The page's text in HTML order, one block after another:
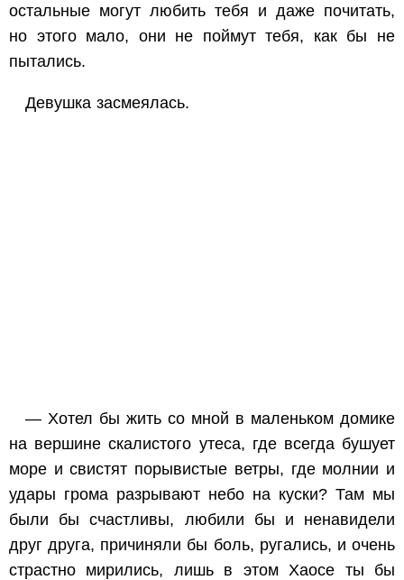
остальные могут любить тебя и даже почитать,
но этого мало, они не поймут тебя, как бы не
пытались.
Девушка засмеялась.
— Хотел бы жить со мной в маленьком домике
на вершине скалистого утеса, где всегда бушует
море и свистят порывистые ветры, где молнии и
удары грома разрывают небо на куски? Там мы
были бы счастливы, любили бы и ненавидели
друг друга, причиняли бы боль, ругались, и очень
страстно мирились, лишь в этом Хаосе ты бы